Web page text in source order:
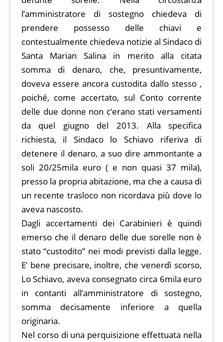
l’amministratore di sostegno chiedeva di
prendere possesso delle chiavi e
contestualmente chiedeva notizie al Sindaco di
Santa Marian Salina in merito alla citata
somma di denaro, che, presuntivamente,
doveva essere ancora custodita dallo stesso ,
poiché, come accertato, sul Conto corrente
delle due donne non c’erano stati versamenti
da quel giugno del 2013. Alla specifica
richiesta, il Sindaco lo Schiavo riferiva di
detenere il denaro, a suo dire ammontante a
soli 20/25mila euro ( e non quasi 37 mila),
presso la propria abitazione, ma che a causa di
un recente trasloco non ricordava più dove lo
aveva nascosto.
Dagli accertamenti dei Carabinieri è quindi
emerso che il denaro delle due sorelle non è
stato “custodito” nei modi previsti dalla legge.
E’ bene precisare, inoltre, che venerdì scorso,
Lo Schiavo, aveva consegnato circa 6mila euro
in contanti all’amministratore di sostegno,
somma decisamente inferiore a quella
originaria.
Nel corso di una perquisizione effettuata nella